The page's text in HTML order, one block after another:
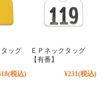
ッグ
(税込)
ＥＰネックタッグ
【有番】
¥231(税込)